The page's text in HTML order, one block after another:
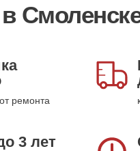
ремонта
3 лет